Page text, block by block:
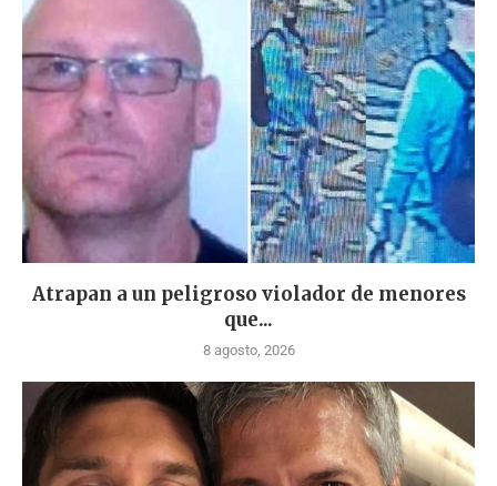
Atrapan a un peligroso violador de menores
que...
8 agosto, 2026